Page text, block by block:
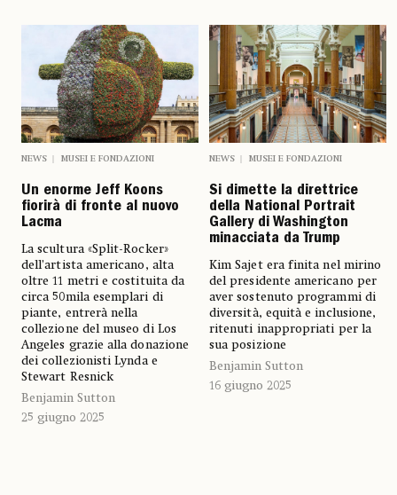
NEWS MUSEI E FONDAZIONI
Un enorme Jeff Koons
fiorirà di fronte al nuovo
Lacma
La scultura «Split-Rocker»
dell’artista americano, alta
oltre 11 metri e costituita da
circa 50mila esemplari di
piante, entrerà nella
collezione del museo di Los
Angeles grazie alla donazione
dei collezionisti Lynda e
Stewart Resnick
Benjamin Sutton
25 giugno 2025
NEWS MUSEI E FONDAZIONI
Si dimette la direttrice
della National Portrait
Gallery di Washington
minacciata da Trump
Kim Sajet era finita nel mirino
del presidente americano per
aver sostenuto programmi di
diversità, equità e inclusione,
ritenuti inappropriati per la
sua posizione
Benjamin Sutton
16 giugno 2025